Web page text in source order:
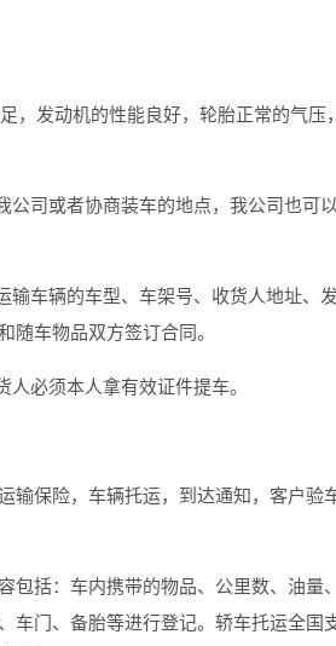
发动机的性能良好，轮胎正常的气压
司或者协商装车的地点，我公司也可
车辆的车型、车架号、收货人地址、
随车物品双方签订合同。
必须本人拿有效证件提车。
保险，车辆托运，到达通知，客户验车
括：车内携带的物品、公里数、油量
车门、备胎等进行登记。轿车托运全国